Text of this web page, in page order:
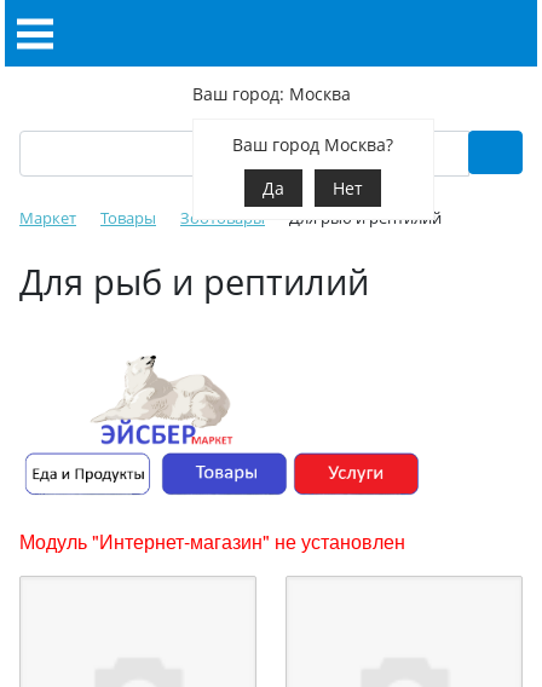
Ваш город: Москва
Ваш город Москва?
Да
Нет
Маркет Товары Зоотовары Для рыб и рептилий
Для рыб и рептилий
Модуль "Интернет-магазин" не установлен